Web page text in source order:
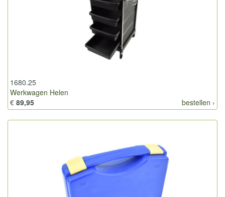
1680.25
Werkwagen Helen
bestellen ›
€ 89,95